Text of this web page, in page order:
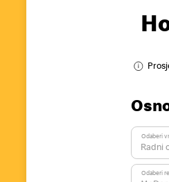
Odaberi
Odaberi